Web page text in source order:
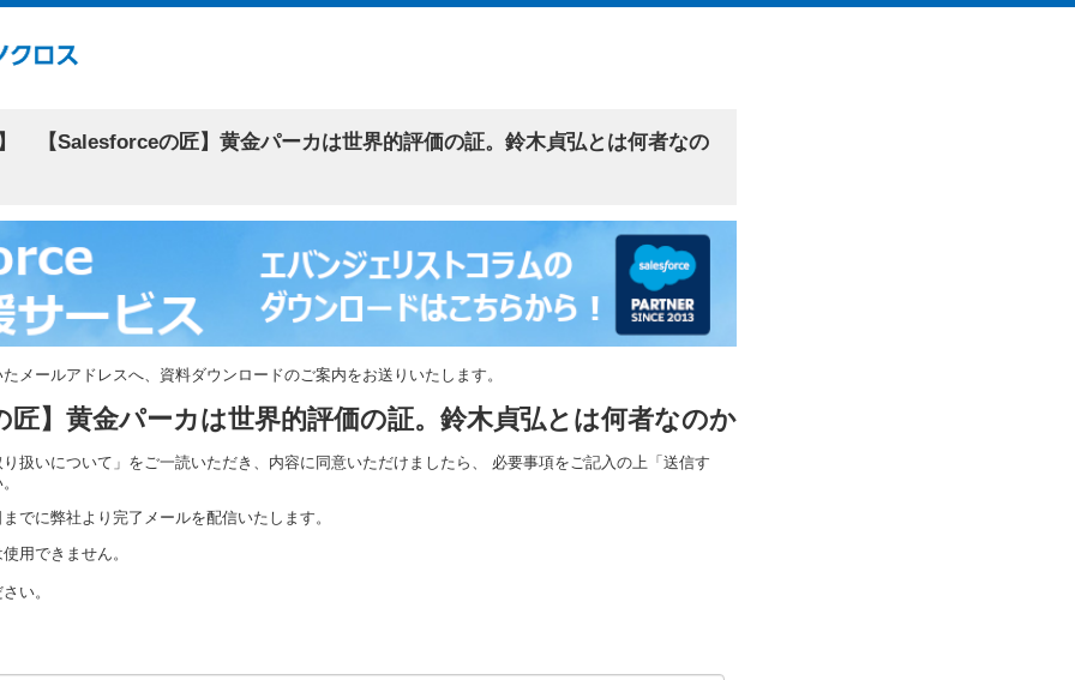
】 【Salesforceの匠】黄金パーカは世界的評価の証。鈴木貞弘とは何者なの
メールアドレスへ、資料ダウンロードのご案内をお送りいたします。
匠】黄金パーカは世界的評価の証。鈴木貞弘とは何者なのか
扱いについて」をご一読いただき、内容に同意いただけましたら、 必要事項をご記入の上「送信す
でに弊社より完了メールを配信いたします。
用できません。
い。